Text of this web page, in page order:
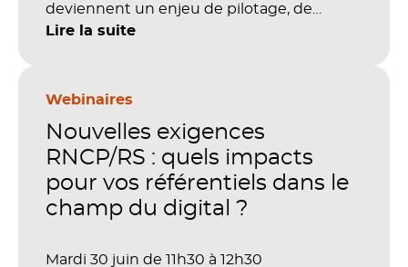
deviennent un enjeu de pilotage, de
performance et de preuve de valeur. IA,
stratégique. Mais comment démontrer
investissements sur les compétences, la
productivité et la performance des
Lire la suite
Webinaires
Nouvelles exigences
RNCP/RS : quels impacts
pour vos référentiels dans le
champ du digital ?
Mardi 30 juin de 11h30 à 12h30